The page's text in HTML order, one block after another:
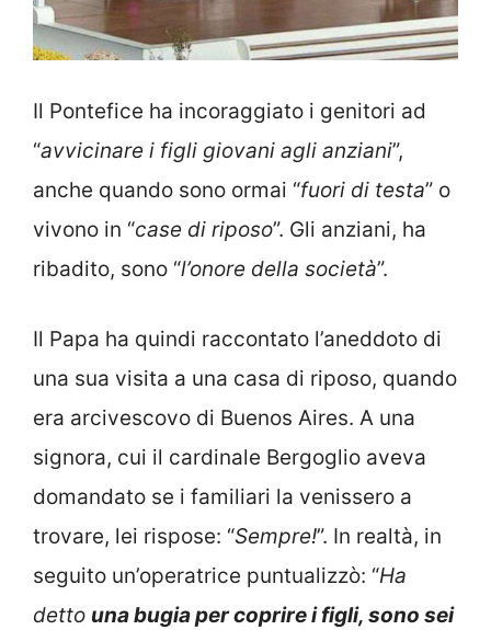
Il Pontefice ha incoraggiato i genitori ad
“avvicinare i figli giovani agli anziani”,
anche quando sono ormai “fuori di testa” o
vivono in “case di riposo”. Gli anziani, ha
ribadito, sono “l’onore della società”.
Il Papa ha quindi raccontato l’aneddoto di
una sua visita a una casa di riposo, quando
era arcivescovo di Buenos Aires. A una
signora, cui il cardinale Bergoglio aveva
domandato se i familiari la venissero a
trovare, lei rispose: “Sempre!”. In realtà, in
seguito un’operatrice puntualizzò: “Ha
detto una bugia per coprire i figli, sono sei